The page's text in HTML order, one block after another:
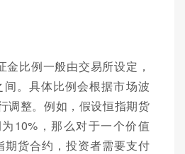
金比例一般由交易所设定，
。具体比例会根据市场波
调整。例如，假设恒指期货
10%，那么对于一个价值
期货合约，投资者需要支付